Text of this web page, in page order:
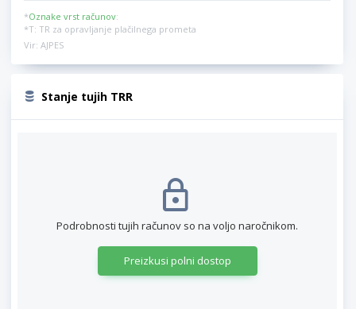
*Oznake vrst računov:
*T: TR za opravljanje plačilnega prometa
Vir: AJPES
Stanje tujih TRR
Podrobnosti tujih računov so na voljo naročnikom.
Preizkusi polni dostop